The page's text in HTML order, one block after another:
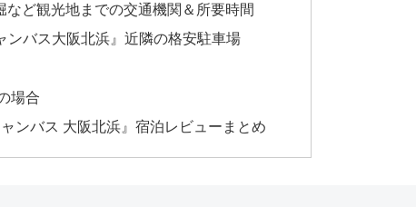
など観光地までの交通機関＆所要時間
ンバス大阪北浜』近隣の格安駐車場
場合
ンバス 大阪北浜』宿泊レビューまとめ